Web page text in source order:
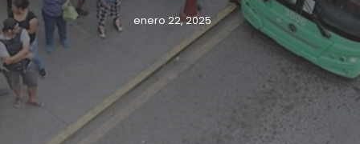
enero 22, 2025